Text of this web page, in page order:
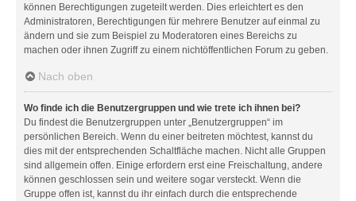
können Berechtigungen zugeteilt werden. Dies erleichtert es den
Administratoren, Berechtigungen für mehrere Benutzer auf einmal zu
ändern und sie zum Beispiel zu Moderatoren eines Bereichs zu
machen oder ihnen Zugriff zu einem nichtöffentlichen Forum zu geben.
Nach oben
Wo finde ich die Benutzergruppen und wie trete ich ihnen bei?
Du findest die Benutzergruppen unter „Benutzergruppen“ im
persönlichen Bereich. Wenn du einer beitreten möchtest, kannst du
dies mit der entsprechenden Schaltfläche machen. Nicht alle Gruppen
sind allgemein offen. Einige erfordern erst eine Freischaltung, andere
können geschlossen sein und weitere sogar versteckt. Wenn die
Gruppe offen ist, kannst du ihr einfach durch die entsprechende